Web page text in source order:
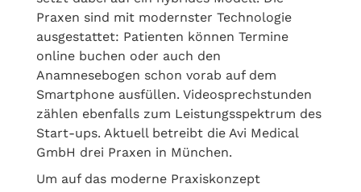
Praxen sind mit modernster Technologie
ausgestattet: Patienten können Termine
online buchen oder auch den
Anamnesebogen schon vorab auf dem
Smartphone ausfüllen. Videosprechstunden
zählen ebenfalls zum Leistungsspektrum des
Start-ups. Aktuell betreibt die Avi Medical
GmbH drei Praxen in München.
Um auf das moderne Praxiskonzept